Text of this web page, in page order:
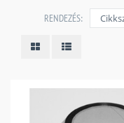
RENDEZÉS: